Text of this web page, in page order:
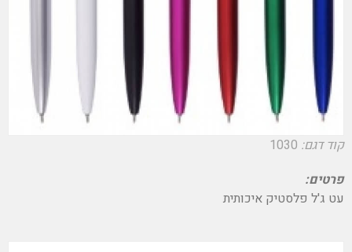
קוד דגם: 1030
פרטים:
עט ג'ל פלסטיק איכותית